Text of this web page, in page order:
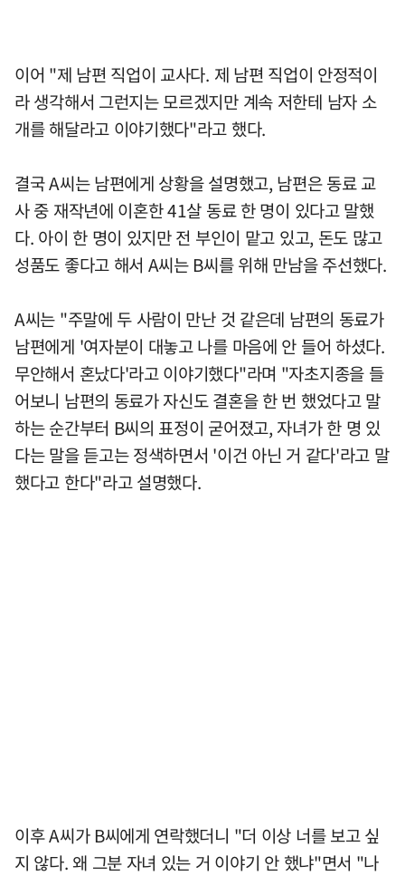
이어 "제 남편 직업이 교사다. 제 남편 직업이 안정적이
라 생각해서 그런지는 모르겠지만 계속 저한테 남자 소
개를 해달라고 이야기했다"라고 했다.
결국 A씨는 남편에게 상황을 설명했고, 남편은 동료 교
사 중 재작년에 이혼한 41살 동료 한 명이 있다고 말했
다. 아이 한 명이 있지만 전 부인이 맡고 있고, 돈도 많고
성품도 좋다고 해서 A씨는 B씨를 위해 만남을 주선했다.
A씨는 "주말에 두 사람이 만난 것 같은데 남편의 동료가
남편에게 '여자분이 대놓고 나를 마음에 안 들어 하셨다.
무안해서 혼났다'라고 이야기했다"라며 "자초지종을 들
어보니 남편의 동료가 자신도 결혼을 한 번 했었다고 말
하는 순간부터 B씨의 표정이 굳어졌고, 자녀가 한 명 있
다는 말을 듣고는 정색하면서 '이건 아닌 거 같다'라고 말
했다고 한다"라고 설명했다.
이후 A씨가 B씨에게 연락했더니 "더 이상 너를 보고 싶
지 않다. 왜 그분 자녀 있는 거 이야기 안 했냐"면서 "나